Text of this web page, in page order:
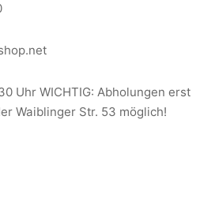
Uhr WICHTIG: Abholungen erst
Waiblinger Str. 53 möglich!